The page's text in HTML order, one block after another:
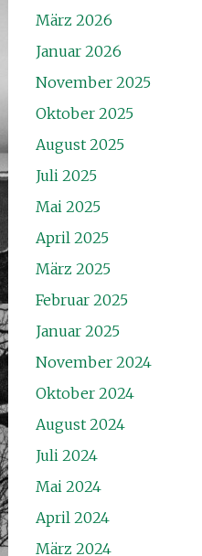
März 2026
Januar 2026
November 2025
Oktober 2025
August 2025
Juli 2025
Mai 2025
April 2025
März 2025
Februar 2025
Januar 2025
November 2024
Oktober 2024
August 2024
Juli 2024
Mai 2024
April 2024
März 2024